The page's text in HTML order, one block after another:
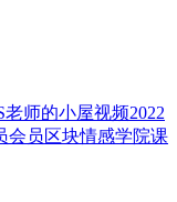
老师的小屋视频2022
会员区块情感学院课